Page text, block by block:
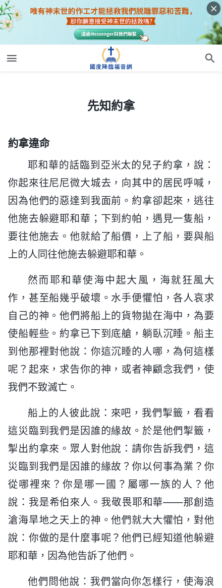
先知約拿
約拿違命
耶和華的話臨到亞米太的兒子約拿，說：
你起來往尼尼微大城去，向其中的居民呼喊，
因為他們的惡達到我面前。約拿卻起來，逃往
他施去躲避耶和華；下到約帕，遇見一隻船，
要往他施去。他就給了船價，上了船，要與船
上的人同往他施去躲避耶和華。
然而耶和華使海中起大風，海就狂風大
作，甚至船幾乎破壞。水手便懼怕，各人哀求
自己的神。他們將船上的貨物拋在海中，為要
使船輕些。約拿已下到底艙，躺臥沉睡。船主
到他那裡對他說：你這沉睡的人哪，為何這樣
呢？起來，求告你的神，或者神顧念我們，使
我們不致滅亡。
船上的人彼此說：來吧，我們掣籤，看看
這災臨到我們是因誰的緣故。於是他們掣籤，
掣出約拿來。眾人對他說：請你告訴我們，這
災臨到我們是因誰的緣故？你以何事為業？你
從哪裡來？你是哪一國？屬哪一族的人？他
說：我是希伯來人。我敬畏耶和華——那創造
滄海旱地之天上的神。他們就大大懼怕，對他
說：你做的是什麼事呢？他們已經知道他躲避
耶和華，因為他告訴了他們。
他們問他說：我們當向你怎樣行，使海浪